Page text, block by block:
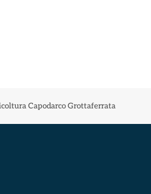
Capodarco Grottaferrata